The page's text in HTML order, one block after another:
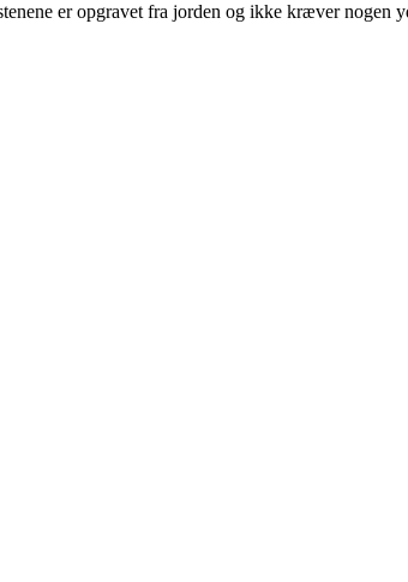
er opgravet fra jorden og ikke kræver nogen